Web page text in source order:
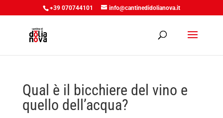
+39 070744101 info@cantinedidolianova.it
Qual è il bicchiere del vino e
quello dell’acqua?